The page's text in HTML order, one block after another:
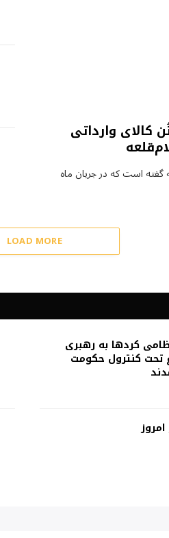
از ورود ۵۳۵ تُن کالای وارداتی
گفته است که در جریان ماه
LOAD MORE
کردها به رهبری
تحت کنترول حکومت